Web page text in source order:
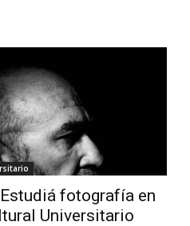
fotografía en
Universitario